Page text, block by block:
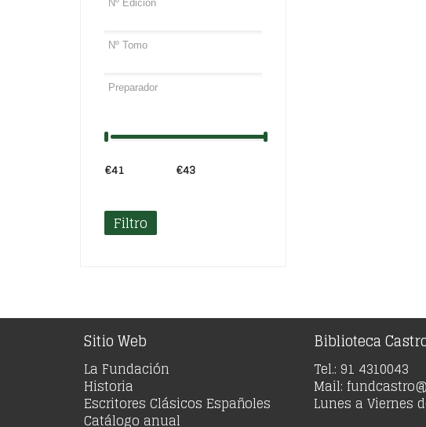
€41 €43
Filtro
Sitio Web
La Fundación
Historia
Escritores Clásicos Españoles
Catálogo anual
Biblioteca
Tel.: 91 4310043
Mail:
Lunes a Viernes